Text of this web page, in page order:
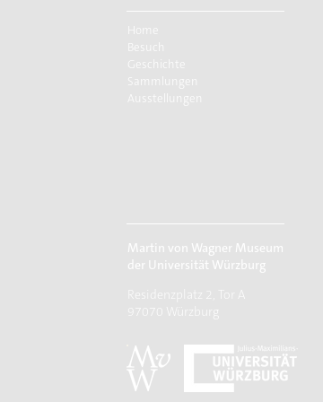
Home
Geschichte
Sammlungen
Ausstellungen
Martin von Wagner Museum
der Universität Würzburg
Residenzplatz 2, Tor A
97070 Würzburg